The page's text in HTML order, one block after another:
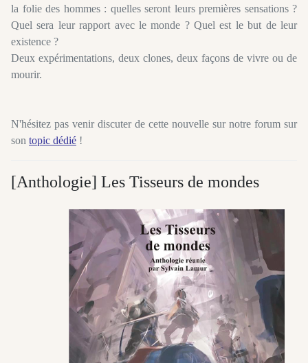
la folie des hommes : quelles seront leurs premières sensations ?
Quel sera leur rapport avec le monde ? Quel est le but de leur
existence ?
Deux expérimentations, deux clones, deux façons de vivre ou de
mourir.
N'hésitez pas venir discuter de cette nouvelle sur notre forum sur
son topic dédié !
[Anthologie] Les Tisseurs de mondes